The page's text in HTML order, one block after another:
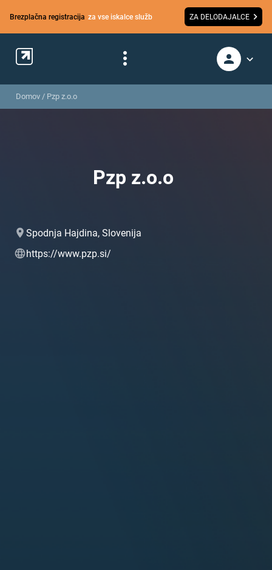
Brezplačna registracija za vse iskalce služb ZA DELODAJALCE
Domov / Pzp z.o.o
Pzp z.o.o
Spodnja Hajdina, Slovenija
https://www.pzp.si/